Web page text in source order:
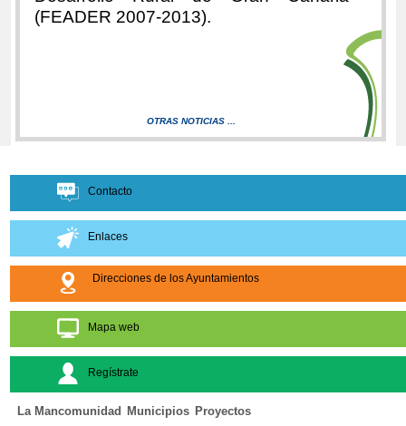
(FEADER 2007-2013).
OTRAS NOTICIAS ...
Contacto
Enlaces
Direcciones de los Ayuntamientos
Mapa web
Regístrate
La Mancomunidad Municipios Proyectos